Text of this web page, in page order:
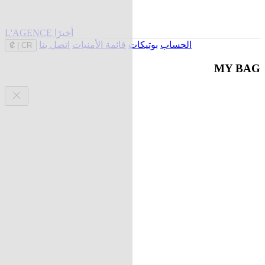
L'AGENCE أخيرًا
CR
₡ الحساب بوتيكات قائمة الأمنيات اتصل بنا
MY BAG